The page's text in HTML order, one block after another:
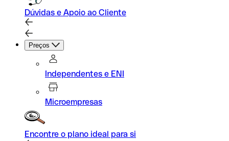
Dúvidas e Apoio ao Cliente
Preços
Independentes e ENI
Microempresas
Encontre o plano ideal para si